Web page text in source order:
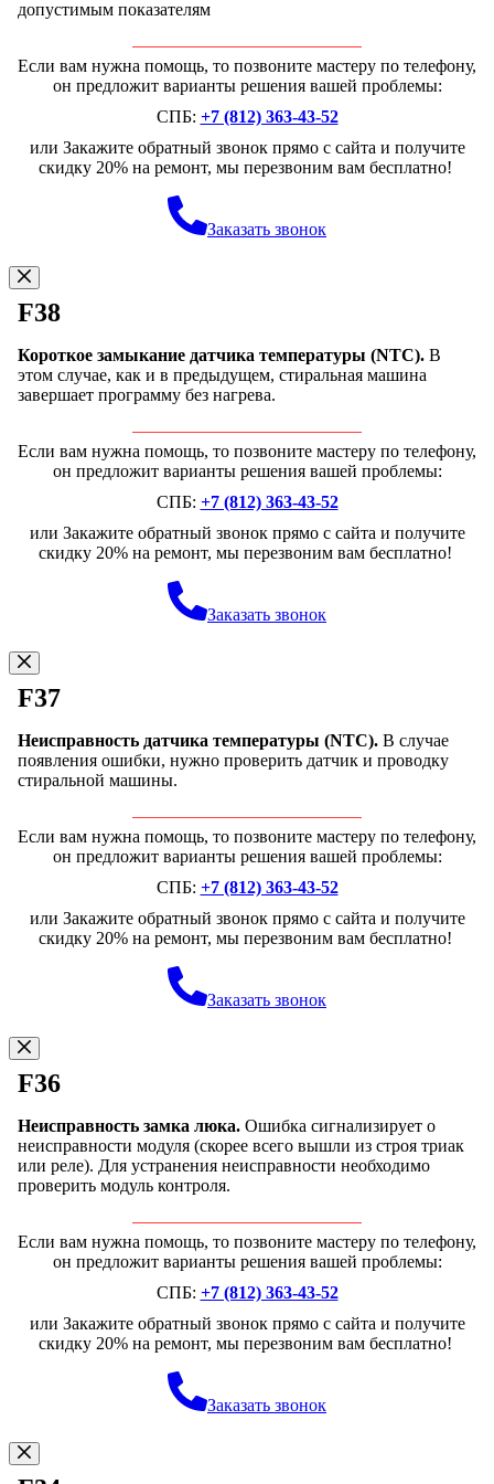
допустимым показателям
Если вам нужна помощь, то позвоните мастеру по телефону,
он предложит варианты решения вашей проблемы:
СПБ: +7 (812) 363-43-52
или Закажите обратный звонок прямо с сайта и получите
скидку 20% на ремонт, мы перезвоним вам бесплатно!
Заказать звонок
F38
Короткое замыкание датчика температуры (NTC). В
этом случае, как и в предыдущем, стиральная машина
завершает программу без нагрева.
Если вам нужна помощь, то позвоните мастеру по телефону,
он предложит варианты решения вашей проблемы:
СПБ: +7 (812) 363-43-52
или Закажите обратный звонок прямо с сайта и получите
скидку 20% на ремонт, мы перезвоним вам бесплатно!
Заказать звонок
F37
Неисправность датчика температуры (NTC). В случае
появления ошибки, нужно проверить датчик и проводку
стиральной машины.
Если вам нужна помощь, то позвоните мастеру по телефону,
он предложит варианты решения вашей проблемы:
СПБ: +7 (812) 363-43-52
или Закажите обратный звонок прямо с сайта и получите
скидку 20% на ремонт, мы перезвоним вам бесплатно!
Заказать звонок
F36
Неисправность замка люка. Ошибка сигнализирует о
неисправности модуля (скорее всего вышли из строя триак
или реле). Для устранения неисправности необходимо
проверить модуль контроля.
Если вам нужна помощь, то позвоните мастеру по телефону,
он предложит варианты решения вашей проблемы:
СПБ: +7 (812) 363-43-52
или Закажите обратный звонок прямо с сайта и получите
скидку 20% на ремонт, мы перезвоним вам бесплатно!
Заказать звонок